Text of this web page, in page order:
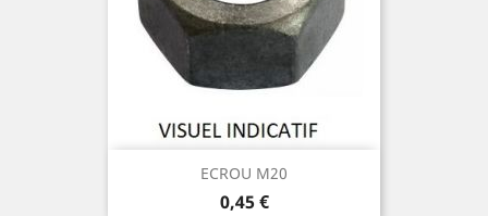
ECROU M20
Prix
0,45 €